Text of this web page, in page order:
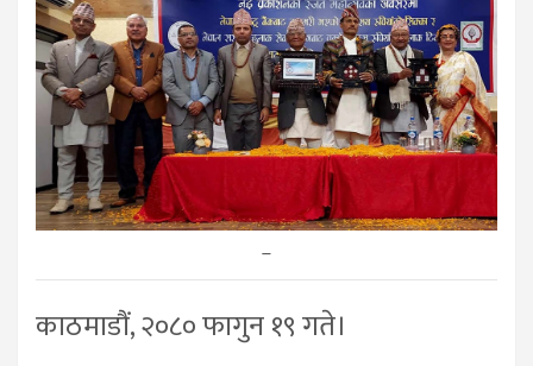
–
काठमाडौं, २०८० फागुन १९ गते।